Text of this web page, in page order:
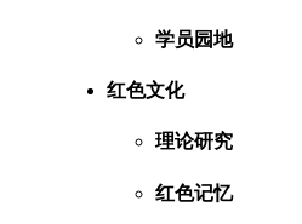
学员园地
红色文化
理论研究
红色记忆